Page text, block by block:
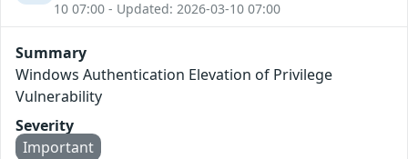
10 07:00 - Updated: 2026-03-10 07:00
Summary
Windows Authentication Elevation of Privilege
Vulnerability
Severity
Important